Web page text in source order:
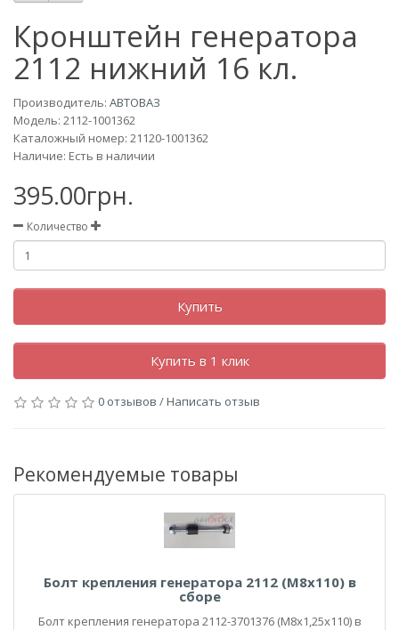
Кронштейн генератора
2112 нижний 16 кл.
Производитель: АВТОВАЗ
Модель: 2112-1001362
Каталожный номер: 21120-1001362
Наличие: Есть в наличии
395.00грн.
Количество
Купить
Купить в 1 клик
0 отзывов /Написать отзыв
Рекомендуемые товары
Болт крепления генератора 2112 (М8х110) в
сборе
Болт крепления генератора 2112-3701376 (М8х1,25х110) в